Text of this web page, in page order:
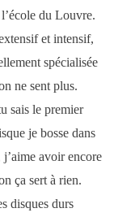
du Louvre.
et intensif,
spécialisée
ne sent plus.
sais le premier
je bosse dans
avoir encore
ça sert à rien.
disques durs